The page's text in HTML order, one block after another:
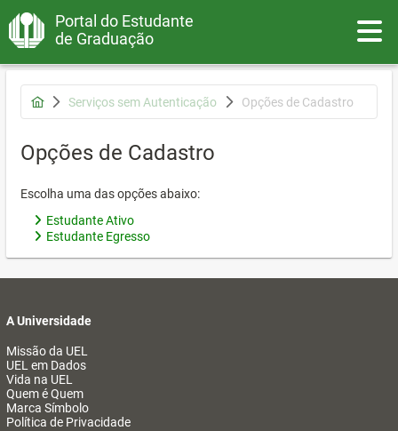
Portal do Estudante
de Graduação
Serviços sem Autenticação Opções de Cadastro
Opções de Cadastro
Escolha uma das opções abaixo:
Estudante Ativo
Estudante Egresso
A Universidade
Missão da UEL
UEL em Dados
Vida na UEL
Quem é Quem
Marca Símbolo
Política de Privacidade